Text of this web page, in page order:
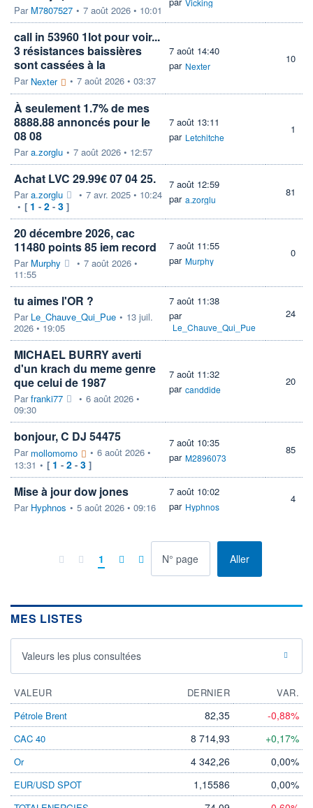
Par M7807527 • 7 août 2026 • 10:01
call in 53960 1lot pour voir...
3 résistances baissières
sont cassées à la
Par Nexter • 7 août 2026 • 03:37
7 août 14:40
par Nexter
10
À seulement 1.7% de mes
8888.88 annoncés pour le
08 08
Para.zorglu • 7 août 2026 • 12:57
7 août 13:11
par Letchitche
1
Achat LVC 29.99€ 07 04 25.
Para.zorglu • 7 avr. 2025 • 10:24
• [ 1 - 2 - 3 ]
7 août 12:59
par a.zorglu
81
20 décembre 2026, cac
11480 points 85 iem record
Par Murphy • 7 août 2026 •
11:55
7 août 11:55
par Murphy
0
tu aimes l'OR ?
Par Le_Chauve_Qui_Pue • 13 juil.
2026 • 19:05
7 août 11:38
par
Le_Chauve_Qui_Pue
24
MICHAEL BURRY averti
d'un krach du meme genre
que celui de 1987
Parfranki77 • 6 août 2026 •
09:30
7 août 11:32
par canddide
20
bonjour, C DJ 54475
Par mollomomo • 6 août 2026 •
13:31 • [ 1 - 2 - 3 ]
7 août 10:35
par M2896073
85
Mise à jour dow jones
Par Hyphnos • 5 août 2026 • 09:16
7 août 10:02
par Hyphnos
4
1 Allerà la page
MES LISTES
Valeurs les plus consultées
VALEUR DERNIER
VAR.
Pétrole Brent
82,35 -0,88%
CAC 40 8 714,93 +0,17%
Or 4 342,26 0,00%
EUR/USD SPOT 1,15586 0,00%